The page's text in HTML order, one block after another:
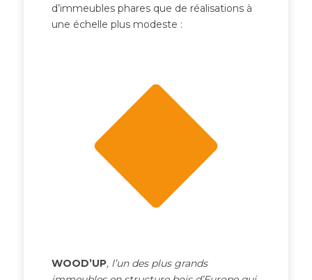
d’immeubles phares que de réalisations à
une échelle plus modeste :
WOOD’UP, l’un des plus grands